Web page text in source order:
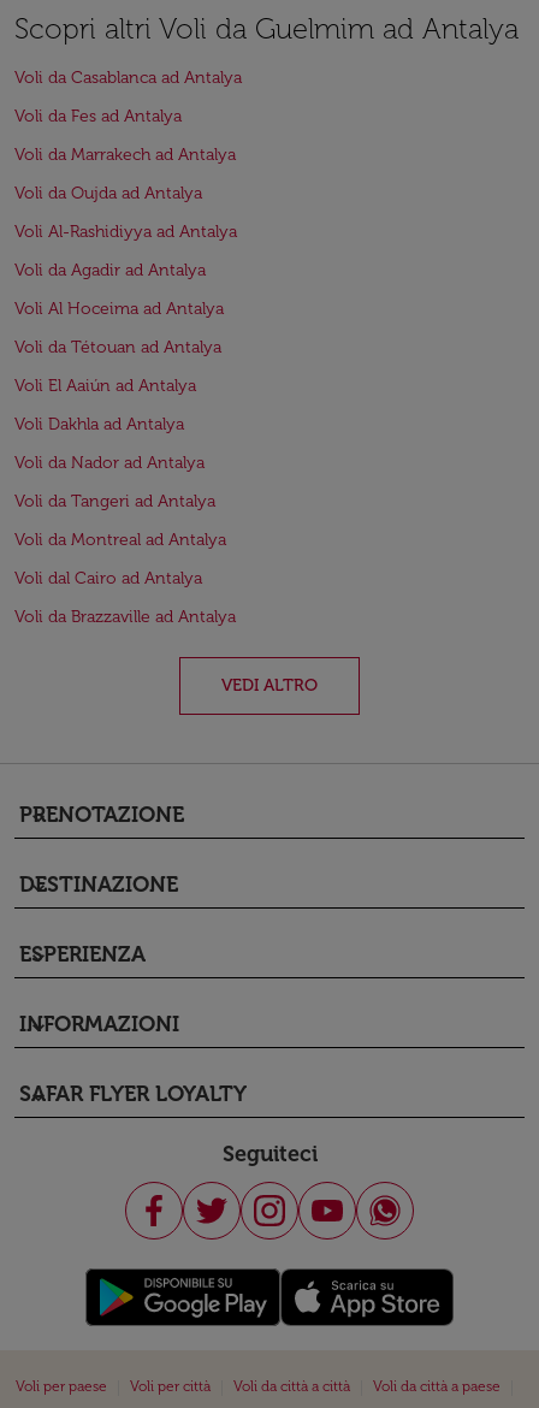
Scopri altri Voli da Guelmim ad Antalya
Voli da Casablanca ad Antalya
Voli da Fes ad Antalya
Voli da Marrakech ad Antalya
Voli da Oujda ad Antalya
Voli Al-Rashidiyya ad Antalya
Voli da Agadir ad Antalya
Voli Al Hoceima ad Antalya
Voli da Tétouan ad Antalya
Voli El Aaiún ad Antalya
Voli Dakhla ad Antalya
Voli da Nador ad Antalya
Voli da Tangeri ad Antalya
Voli da Montreal ad Antalya
Voli dal Cairo ad Antalya
Voli da Brazzaville ad Antalya
VEDI ALTRO
PRENOTAZIONE
keyboard_arrow_down
DESTINAZIONE
keyboard_arrow_down
ESPERIENZA
keyboard_arrow_down
INFORMAZIONI
keyboard_arrow_down
SAFAR FLYER LOYALTY
keyboard_arrow_down
Seguiteci
Voli per paese Voli per città Voli da città a città Voli da città a paese